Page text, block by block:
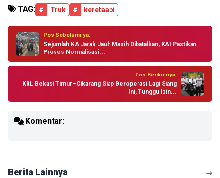
TAG: # Truk # keretaapi
Pos Sebelumnya:
Sejumlah KA Jarak Jauh Masih Dibatalkan, KAI Pastikan
Proses Normalisasi...
Pos Berikutnya:
KRL Bekasi Timur–Cikarang Siap Beroperasi Lagi Siang
Ini, Tunggu Izin...
Komentar:
Berita Lainnya